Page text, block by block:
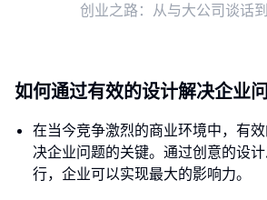
创业之路：从与大公司谈话
如何通过有效的设计解决企业
在当今竞争激烈的商业环境中，有
决企业问题的关键。通过创意的设
行，企业可以实现最大的影响力。